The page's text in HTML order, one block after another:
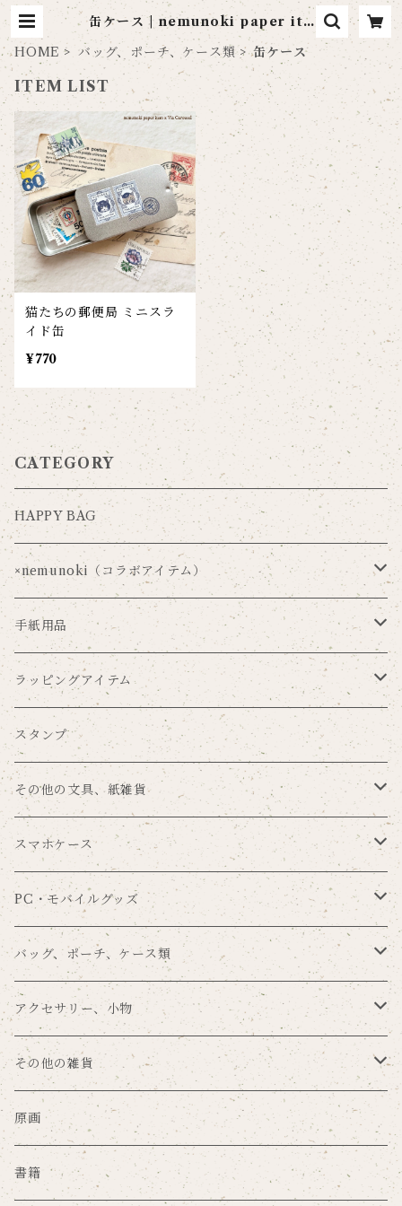
缶ケース | nemunoki paper ite
m
HOME
バッグ、ポーチ、ケース類 缶ケース
ITEM LIST
猫たちの郵便局 ミニスラ
イド缶
¥770
CATEGORY
HAPPY BAG
×nemunoki（コラボアイテム）
Via Carousel×nemunoki
oudmijin×nemunoki
吉井美穂×nemunoki
紙me×nemunoki
Souren
まんまる×nemunoki
POME×nemunoki
ゆらり本舗×nemunoki
文房具DJmaki×nemunoki
mug×nemunoki
merilforel×nemunoki
手紙用品
レターセット
便箋
ポストカード
メッセージカード
一筆箋
その他の手紙用品
ラッピングアイテム
ラッピングペーパー
マスキングテープ
シール
タグセット
その他のラッピングアイテム
スタンプ
その他の文具、紙雑貨
ブックカバー
ブックマーク
メモパッド
ノート
ファイル
ステッカー
ポスター
スマホケース
手帳型
留め帯あり
留め帯なし
背面保護
プラスチックハードカバー
ミラーケース
サンドアートケース
グリッターケース
PC・モバイルグッズ
スマホリング
タブレットカバー
カードポケット
マウスパッド
その他のPC・モバイルグッズ
バッグ、ポーチ、ケース類
バッグ
ポーチ
キーケース
コインケース
アクセサリー、小物
キーホルダー
ブローチ
缶バッジ、ピンズ
その他の雑貨
マスク
珪藻土グッズ
原画
書籍